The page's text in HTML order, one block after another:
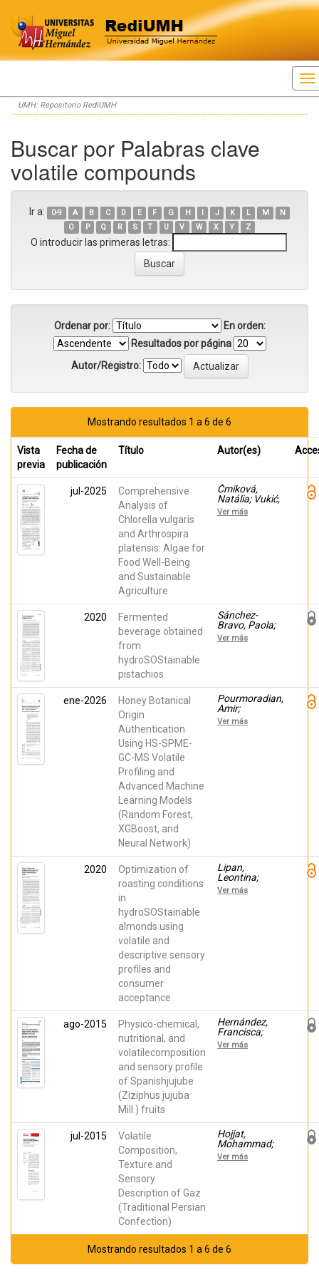
Skip
navigation
UMH: Repositorio RediUMH
Buscar por Palabras clave
volatile compounds
Ir a: 0-9 A B C D E F G H I J K L M
N
O
P Q R S T U V W X Y Z
O introducir las primeras letras:
Ordenar por:
En orden:
Resultados por página
Autor/Registro:
Mostrando resultados 1 a 6 de 6
Vista
previa
Fecha de
publicación
Título Autor(es)
jul-2025
Comprehensive
Analysis of
Chlorella vulgaris
and Arthrospira
platensis: Algae for
Food Well-Being
and Sustainable
Agriculture
Čmiková,
Natália; Vukić,
Milena D.;
Vukovic,
Jančo, Ivona;
Vinciguerra,
Vittorio;
Garzoli,
Ver más
2020
Fermented
beverage obtained
from
hydroSOStainable
pistachios
Sánchez-
Bravo, Paola;
Noguera-
Artiaga, Luis;
Sendra, Esther
Ver más
ene-2026
Honey Botanical
Origin
Authentication
Using HS-SPME-
GC-MS Volatile
Profiling and
Advanced Machine
Learning Models
(Random Forest,
XGBoost, and
Neural Network)
Pourmoradian,
Amir;
Barzegar,
Mohsen;
Ver más
2020
Optimization of
roasting conditions
in
hydroSOStainable
almonds using
volatile and
descriptive sensory
profiles and
consumer
acceptance
Lipan,
Leontina;
Cano-
Lamadrid,
Barrachina,
Ángel A.
Ver más
ago-2015
Physico-chemical,
nutritional, and
volatilecomposition
and sensory proﬁle
of Spanishjujube
(Ziziphus jujuba
Mill.) fruits
Hernández,
Francisca;
Noguera-
Artiaga, Luis;
Ángel A.;
Legua, Pilar
Ver más
jul-2015
Volatile
Composition,
Texture and
Sensory
Description of Gaz
(Traditional Persian
Confection)
Hojjat,
Mohammad;
Speziale,
Marisa;
Ver más
Mostrando resultados 1 a 6 de 6